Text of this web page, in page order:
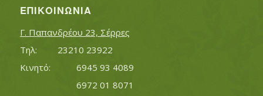
ΕΠΙΚΟΙΝΩΝΊΑ
Γ. Παπανδρέου 23, Σέρρες
Τηλ:		23210 23922
Κινητό:		6945 93 4089
			6972 01 8071